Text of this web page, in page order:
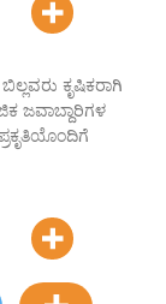
ಕೃಷಿಕರಾಗಿ
ಜವಾಬ್ದಾರಿಗಳ